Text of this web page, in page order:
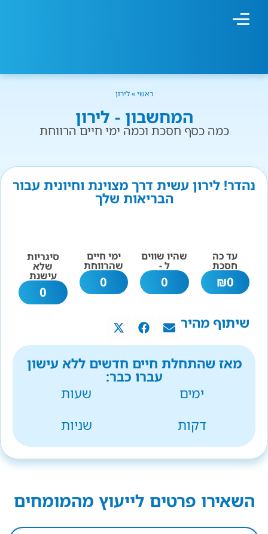
ראשי»לירון
המחשבון - לירון
כמה כסף חסכת וכמה ימי חיים הרווחת
נהדר! לירון עשית דרך מצוינת וחיונית עבור
הבריאות שלך
עד כה
חסכת
0
₪
שהיו שווים
ל -
0
ימי חיים
שהרווחת
0
סיגריות
שלא
עישנת
0
שיתוף מהיר
מאז שהתחלת חיים חדשים ללא עישון
עברו כבר:
ימים
שעות
דקות
שניות
השאירו פרטים לייעוץ מהמומחים